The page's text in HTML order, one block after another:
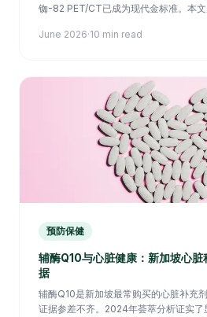
铷-82 PET/CT已成为现代金标准。本
June 2026·10 min read
预防保健
辅酶Q10与心脏健康：新加坡心
据
辅酶Q10是新加坡最常购买的心脏补
证据参差不齐。2024年荟萃分析证实了